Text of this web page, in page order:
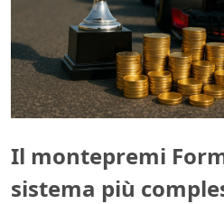
Il montepremi
sistema più